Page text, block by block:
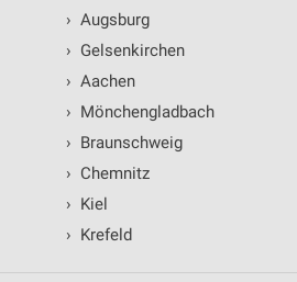
› Augsburg
› Gelsenkirchen
› Aachen
› Mönchengladbach
› Braunschweig
› Chemnitz
› Kiel
› Krefeld